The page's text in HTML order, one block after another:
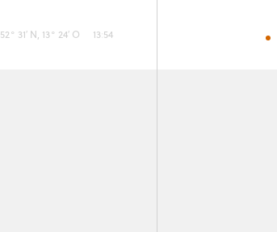
52° 31′ N, 13° 24′ O 13 54